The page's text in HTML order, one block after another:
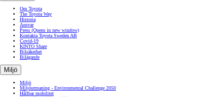
Om Toyota
The Toyota Way
Historia
Ansvar
Press (Opens in new window)
Kontakta Toyota Sweden AB
Covid-19
KINTO Share
Bilsäkerhet
Bilägande
Miljö
Miljö
Miljöutmaning - Environmental Challenge 2050
Hållbar mobilitet